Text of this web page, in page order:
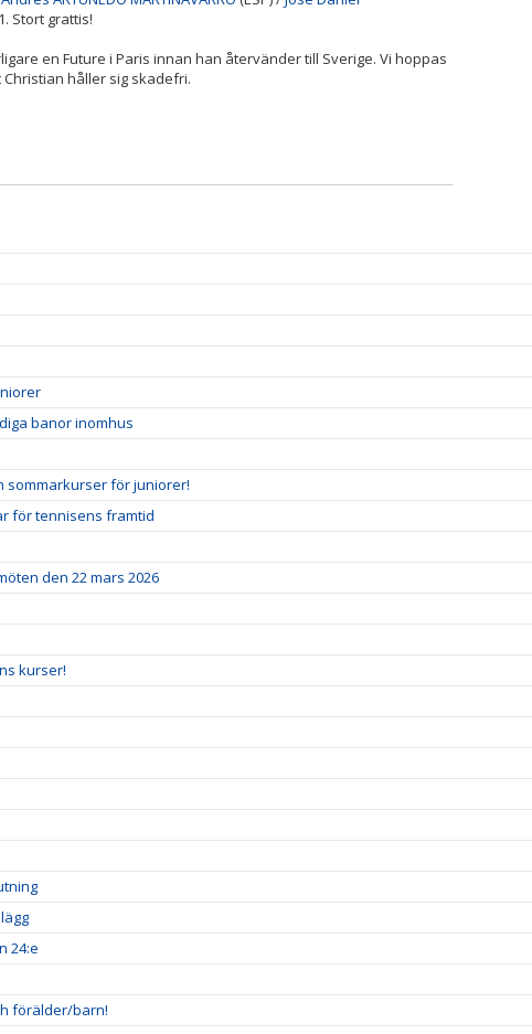
Stort grattis!
en Future i Paris innan han återvänder till Sverige. Vi hoppas
håller sig skadefri.
banor inomhus
för juniorer!
för tennisens framtid
den 22 mars 2026
kurser!
24:e
förälder/barn!